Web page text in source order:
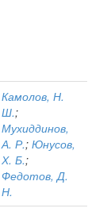
Камолов, Н.
Ш.;
Мухиддинов,
А. Р.; Юнусов,
Х. Б.;
Федотов, Д.
Н.